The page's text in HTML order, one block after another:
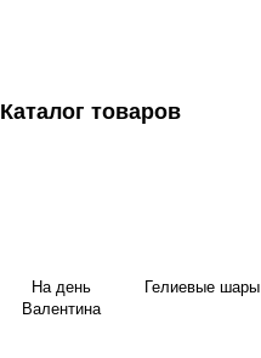
Каталог товаров
На день
Валентина
Гелиевые шары